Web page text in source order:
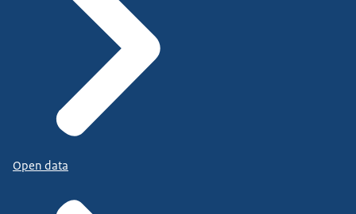
Open data